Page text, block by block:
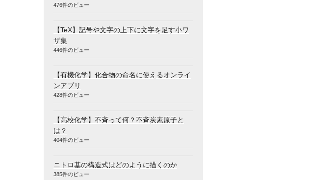
476件のビュー
【TeX】記号や文字の上下に文字を足す小ワ
ザ集
446件のビュー
【有機化学】化合物の命名に使えるオンライ
ンアプリ
428件のビュー
【高校化学】不斉って何？不斉炭素原子と
は？
404件のビュー
ニトロ基の構造式はどのように描くのか
385件のビュー